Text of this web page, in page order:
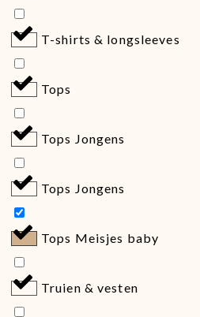
T-shirts & longsleeves
Tops
Tops Jongens
Tops Jongens
Tops Meisjes baby
Truien & vesten